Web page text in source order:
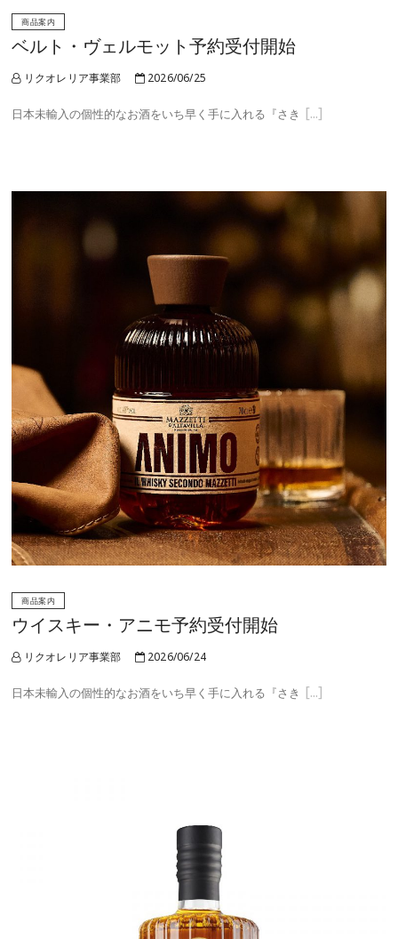
商品案内
ベルト・ヴェルモット予約受付開始
リクオレリア事業部 2026/06/25
日本未輸入の個性的なお酒をいち早く手に入れる『さき
商品案内
ウイスキー・アニモ予約受付開始
リクオレリア事業部 2026/06/24
日本未輸入の個性的なお酒をいち早く手に入れる『さき